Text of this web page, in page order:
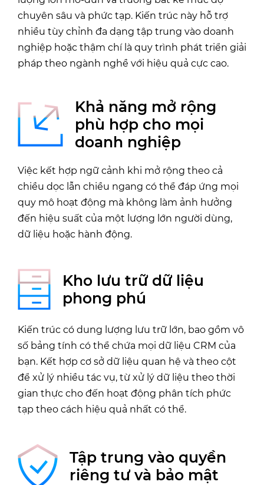
chuyên sâu và phức tạp. Kiến trúc này hỗ trợ
nhiều tùy chỉnh đa dạng tập trung vào doanh
nghiệp hoặc thậm chí là quy trình phát triển giải
pháp theo ngành nghề với hiệu quả cực cao.
Khả năng mở rộng
phù hợp cho mọi
doanh nghiệp
Việc kết hợp ngữ cảnh khi mở rộng theo cả
chiều dọc lẫn chiều ngang có thể đáp ứng mọi
quy mô hoạt động mà không làm ảnh hưởng
đến hiệu suất của một lượng lớn người dùng,
dữ liệu hoặc hành động.
Kho lưu trữ dữ liệu
phong phú
Kiến trúc có dung lượng lưu trữ lớn, bao gồm vô
số bảng tính có thể chứa mọi dữ liệu CRM của
bạn. Kết hợp cơ sở dữ liệu quan hệ và theo cột
để xử lý nhiều tác vụ, từ xử lý dữ liệu theo thời
gian thực cho đến hoạt động phân tích phức
tạp theo cách hiệu quả nhất có thể.
Tập trung vào quyền
riêng tư và bảo mật